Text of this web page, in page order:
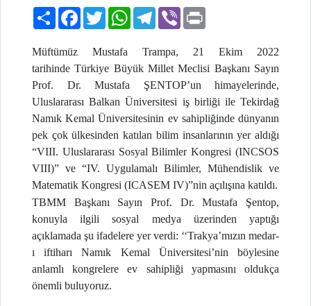
PaylaşFacebook
TwitterWhatsAppTelegram
Viber
Müftümüz Mustafa Trampa, 21 Ekim 2022
tarihinde Türkiye Büyük Millet Meclisi Başkanı Sayın
Prof. Dr. Mustafa ŞENTOP’un himayelerinde,
Uluslararası Balkan Üniversitesi iş birliği ile Tekirdağ
Namık Kemal Üniversitesinin ev sahipliğinde dünyanın
pek çok ülkesinden katılan bilim insanlarının yer aldığı
“VIII. Uluslararası Sosyal Bilimler Kongresi (INCSOS
VIII)” ve “IV. Uygulamalı Bilimler, Mühendislik ve
Matematik Kongresi (ICASEM IV)”nin açılışına katıldı.
TBMM Başkanı Sayın Prof. Dr. Mustafa Şentop,
konuyla ilgili sosyal medya üzerinden yaptığı
açıklamada şu ifadelere yer verdi: ‘‘Trakya’mızın medar-
ı iftiharı Namık Kemal Üniversitesi’nin böylesine
anlamlı kongrelere ev sahipliği yapmasını oldukça
önemli buluyoruz.